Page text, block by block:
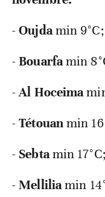
-Oujdamin 9°C;
-Bouarfamin
-Al Hoceima
-Tétouanmin
- Sebtamin
-Melliliamin